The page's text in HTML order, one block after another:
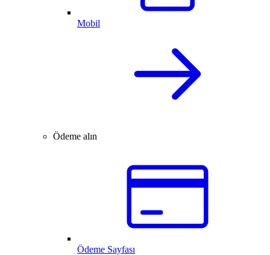
Mobil
Ödeme alın
Ödeme Sayfası